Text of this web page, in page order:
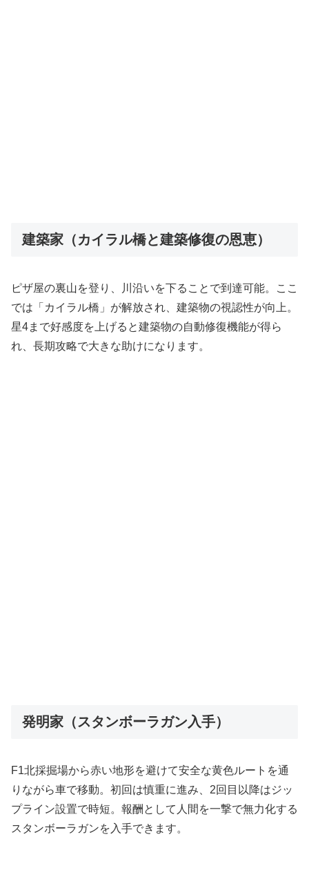
建築家（カイラル橋と建築修復の恩恵）
ピザ屋の裏山を登り、川沿いを下ることで到達可能。ここ
では「カイラル橋」が解放され、建築物の視認性が向上。
星4まで好感度を上げると建築物の自動修復機能が得ら
れ、長期攻略で大きな助けになります。
発明家（スタンボーラガン入手）
F1北採掘場から赤い地形を避けて安全な黄色ルートを通
りながら車で移動。初回は慎重に進み、2回目以降はジッ
プライン設置で時短。報酬として人間を一撃で無力化する
スタンボーラガンを入手できます。